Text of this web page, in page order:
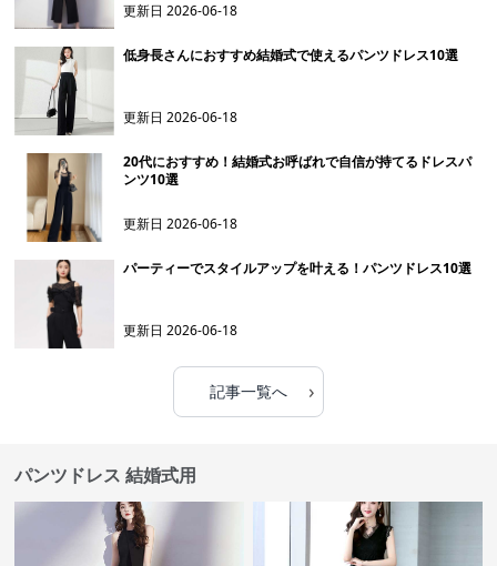
更新日2026-06-18
低身長さんにおすすめ結婚式で使えるパンツドレス10選
更新日2026-06-18
20代におすすめ！結婚式お呼ばれで自信が持てるドレスパ
ンツ10選
更新日2026-06-18
パーティーでスタイルアップを叶える！パンツドレス10選
更新日2026-06-18
記事一覧へ ›
パンツドレス 結婚式用